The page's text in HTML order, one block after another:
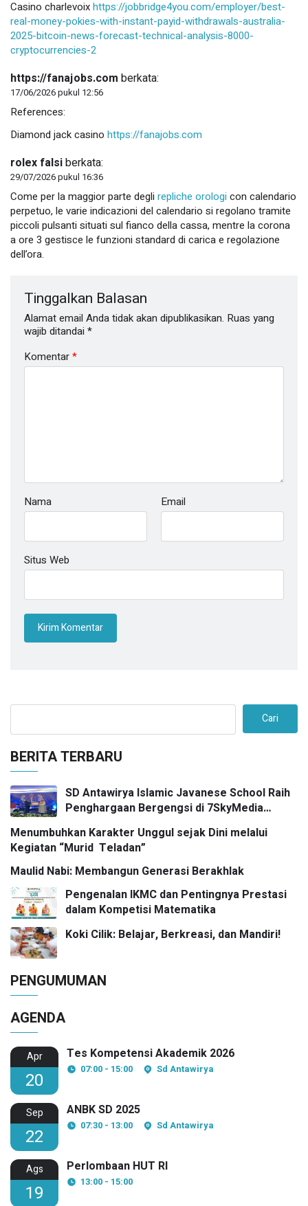
Casino charlevoixhttps://jobbridge4you.com/employer/best-
real-money-pokies-with-instant-payid-withdrawals-australia-
2025-bitcoin-news-forecast-technical-analysis-8000-
cryptocurrencies-2
https://fanajobs.com berkata:
17/06/2026 pukul 12:56
References:
Diamond jack casino https://fanajobs.com
rolex falsiberkata:
29/07/2026 pukul 16:36
Come per la maggior parte degli repliche orologi con calendario
perpetuo, le varie indicazioni del calendario si regolano tramite
piccoli pulsanti situati sul fianco della cassa, mentre la corona
a ore 3 gestisce le funzioni standard di carica e regolazione
dell’ora.
Tinggalkan Balasan
Alamat email Anda tidak akan dipublikasikan. Ruas yang
wajib ditandai *
Komentar*
Nama Email
Situs Web
Cari
BERITA TERBARU
SD Antawirya Islamic Javanese School Raih
Penghargaan Bergengsi di 7SkyMedia
Menumbuhkan Karakter Unggul sejak Dini melalui
Kegiatan “Murid Teladan”
Maulid Nabi: Membangun Generasi Berakhlak
Pengenalan IKMC dan Pentingnya Prestasi
dalam Kompetisi Matematika
Koki Cilik: Belajar, Berkreasi, dan Mandiri!
PENGUMUMAN
AGENDA
Apr
20
Tes Kompetensi Akademik 2026
07:00 - 15:00 Sd Antawirya
Sep
22
ANBK SD 2025
07:30 - 13:00 Sd Antawirya
Ags
19
Perlombaan HUT RI
13:00 - 15:00